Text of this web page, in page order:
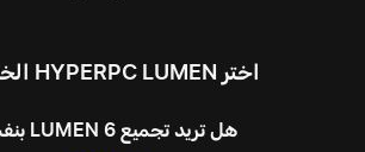
اختر HYPERPC LUMEN الخاص بك
هل تريد تجميع LUMEN 6 بنفسك؟